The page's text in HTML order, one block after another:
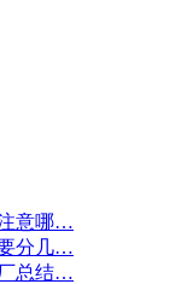
意哪…
分几…
总结…